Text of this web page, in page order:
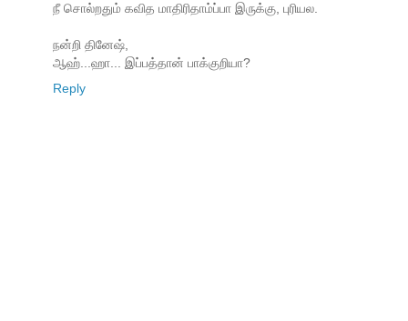
நீ சொல்றதும் கவித மாதிரிதாம்ப்பா இருக்கு, புரியல.
நன்றி தினேஷ்,
ஆஹ்...ஹா... இப்பத்தான் பாக்குறியா?
Reply